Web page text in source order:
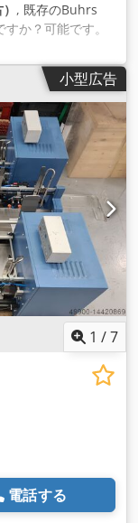
, 既存のBuhrs
か？可能です。
ITM (W+D)インサ
エンドにインスト
ールをご用意して
ウのA4書類の給
ャンネル（トラン
パラートバウ社製
シートによる連続
- Buhrs ITM リバー
トテーブルモジュ
ーブルモジュール
ションフィーダ
BB300、
を広げましょ
小型広告
1 /7
電話する